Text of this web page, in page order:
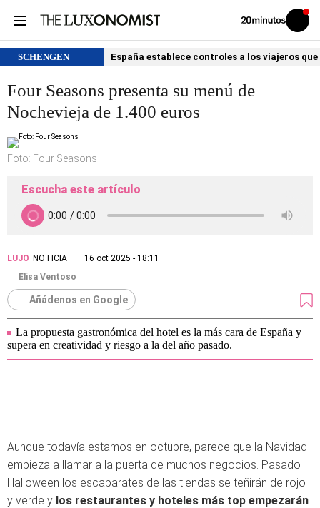
Volver
Iniciar
sesión
SCHENGEN España establece controles a los viajeros
Four Seasons presenta su menú de
Nochevieja de 1.400 euros
Foto: Four Seasons
Escucha este artículo
LUJO NOTICIA
16 oct 2025 - 18:11
Elisa Ventoso
Añádenos en Google
La propuesta gastronómica del hotel es la más cara de España y
supera en creatividad y riesgo a la del año pasado.
Aunque todavía estamos en octubre, parece que la Navidad
empieza a llamar a la puerta de muchos negocios. Pasado
Halloween los escaparates de las tiendas se teñirán de rojo
y verde y los restaurantes y hoteles más top empezarán